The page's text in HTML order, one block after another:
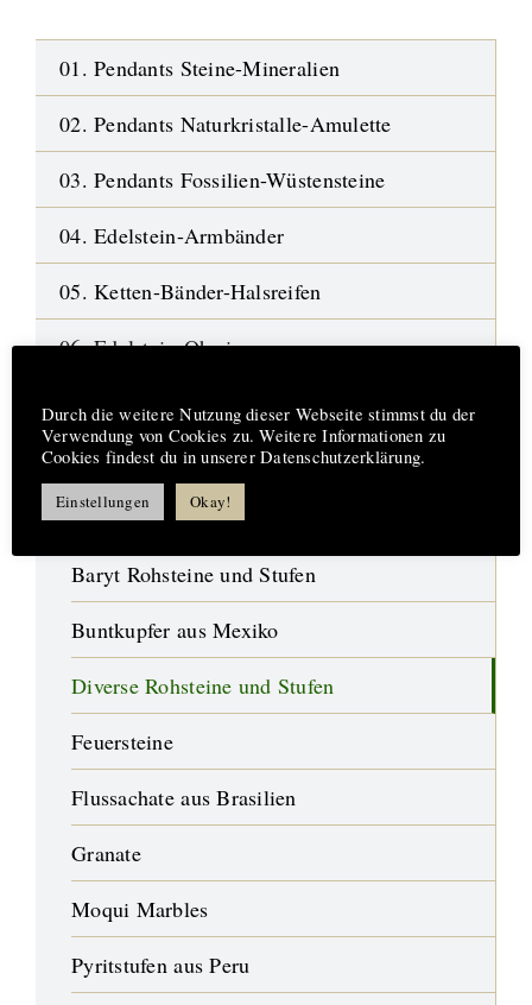
01. Pendants Steine-Mineralien
02. Pendants Naturkristalle-Amulette
03. Pendants Fossilien-Wüstensteine
04. Edelstein-Armbänder
05. Ketten-Bänder-Halsreifen
06. Edelstein-Ohrringe
07. Mineralien-Rohsteine
Achatgeoden
Amethyst Drusenstücke und Teelichthalter
Baryt Rohsteine und Stufen
Buntkupfer aus Mexiko
Diverse Rohsteine und Stufen
Feuersteine
Flussachate aus Brasilien
Granate
Moqui Marbles
Pyritstufen aus Peru
Durch die weitere Nutzung dieser Webseite stimmst du der
Verwendung von Cookies zu. Weitere Informationen zu
Cookies findest du in unserer Datenschutzerklärung.
Einstellungen Okay!